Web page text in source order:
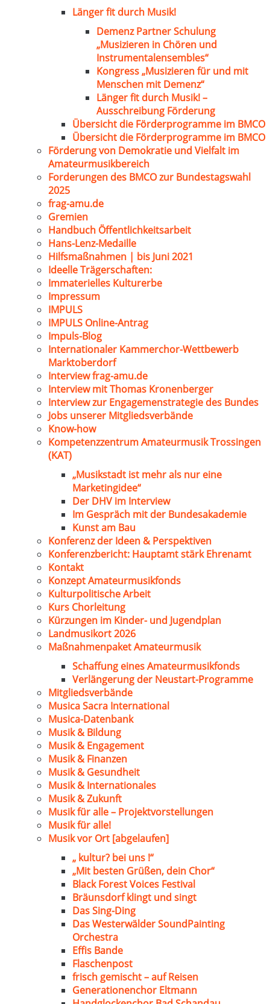
Länger fit durch Musik!
Demenz Partner Schulung
„Musizieren in Chören und
Instrumentalensembles“
Kongress „Musizieren für und mit
Menschen mit Demenz“
Länger fit durch Musik! –
Ausschreibung Förderung
Übersicht die Förderprogramme im BMCO
Übersicht die Förderprogramme im BMCO
Förderung von Demokratie und Vielfalt im
Amateurmusikbereich
Forderungen des BMCO zur Bundestagswahl
2025
frag-amu.de
Gremien
Handbuch Öffentlichkeitsarbeit
Hans-Lenz-Medaille
Hilfsmaßnahmen | bis Juni 2021
Ideelle Trägerschaften:
Immaterielles Kulturerbe
Impressum
IMPULS
IMPULS Online-Antrag
Impuls-Blog
Internationaler Kammerchor-Wettbewerb
Marktoberdorf
Interview frag-amu.de
Interview mit Thomas Kronenberger
Interview zur Engagemenstrategie des Bundes
Jobs unserer Mitgliedsverbände
Know-how
Kompetenzzentrum Amateurmusik Trossingen
(KAT)
„Musikstadt ist mehr als nur eine
Marketingidee“
Der DHV im Interview
Im Gespräch mit der Bundesakademie
Kunst am Bau
Konferenz der Ideen & Perspektiven
Konferenzbericht: Hauptamt stärk Ehrenamt
Kontakt
Konzept Amateurmusikfonds
Kulturpolitische Arbeit
Kurs Chorleitung
Kürzungen im Kinder- und Jugendplan
Landmusikort 2026
Maßnahmenpaket Amateurmusik
Schaffung eines Amateurmusikfonds
Verlängerung der Neustart-Programme
Mitgliedsverbände
Musica Sacra International
Musica-Datenbank
Musik & Bildung
Musik & Engagement
Musik & Finanzen
Musik & Gesundheit
Musik & Internationales
Musik & Zukunft
Musik für alle – Projektvorstellungen
Musik für alle!
Musik vor Ort [abgelaufen]
„ kultur? bei uns !“
„Mit besten Grüßen, dein Chor“
Black Forest Voices Festival
Bräunsdorf klingt und singt
Das Sing-Ding
Das Westerwälder SoundPainting
Orchestra
Effis Bande
Flaschenpost
frisch gemischt – auf Reisen
Generationenchor Eltmann